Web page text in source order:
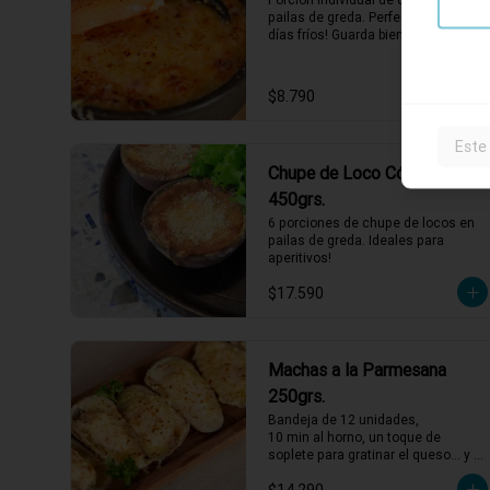
pailas de greda. Perfectos para los
días fríos! Guarda bien las pailas de
$8.790
Chupe de Loco Cóctel
450grs.
6 porciones de chupe de locos en
pailas de greda. Ideales para
aperitivos!
$17.590
Machas a la Parmesana
250grs.
Bandeja de 12 unidades,
10 min al horno, un toque de
soplete para gratinar el queso… y a